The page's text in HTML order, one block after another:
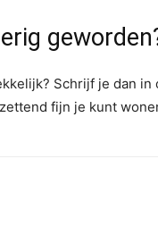
Schrijf je dan in
fijn je kunt